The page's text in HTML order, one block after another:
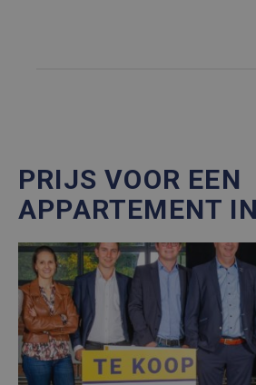
PRIJS VOOR EEN
APPARTEMENT